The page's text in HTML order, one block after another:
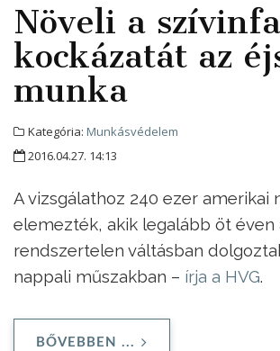
Növeli a
kockázatát az
munka
Kategória: Munkásvédelem
2016.04.27. 14:13
A vizsgálathoz 240 ezer amerikai
elemezték, akik legalább öt éven
rendszertelen váltásban
nappali műszakban – írja a HVG.
BŐVEBBEN ...